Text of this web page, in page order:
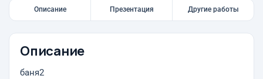
Описание Презентация Другие работы
Описание
баня2